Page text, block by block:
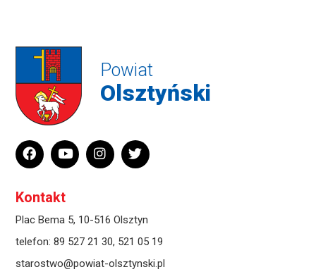
Powiat
Olsztyński
Kontakt
Plac Bema 5, 10-516 Olsztyn
telefon: 89 527 21 30, 521 05 19
starostwo@powiat-olsztynski.pl